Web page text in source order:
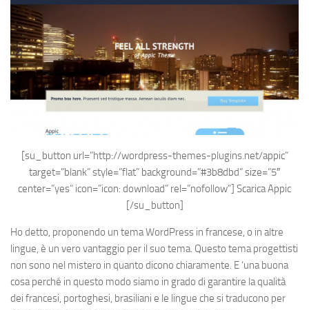
[su_button url=”http://wordpress-themes-plugins.net/appic”
target=”blank” style=”flat” background=”#3b8dbd” size=”5″
center=”yes” icon=”icon: download” rel=”nofollow”] Scarica Appic
[/su_button]
Ho detto, proponendo un tema WordPress in francese, o in altre
lingue, è un vero vantaggio per il suo tema. Questo tema progettisti
non sono nel mistero in quanto dicono chiaramente. E ‘una buona
cosa perché in questo modo siamo in grado di garantire la qualità
dei francesi, portoghesi, brasiliani e le lingue che si traducono per